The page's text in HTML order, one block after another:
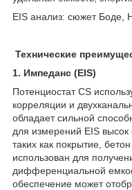
EIS анализ: сюжет Боде,
Технические
1. Импеданс (EIS)
Потенциостат CS
корреляции и
обладает сильной
для измерений EIS
таких как покрытие,
использован для
дифференциальной
обеспечение может